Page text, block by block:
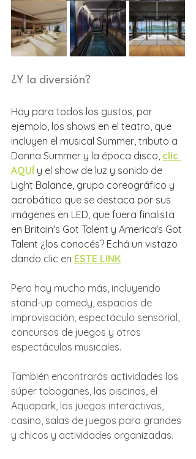
¿Y la diversión?
Hay para todos los gustos, por
ejemplo, los shows en el teatro, que
incluyen el musical Summer, tributo a
Donna Summer y la época disco, clic
AQUÍ y el show de luz y sonido de
Light Balance, grupo coreográfico y
acrobático que se destaca por sus
imágenes en LED, que fuera finalista
en Britain's Got Talent y America's Got
Talent ¿los conocés? Echá un vistazo
dando clic en ESTE LINK
Pero hay mucho más, incluyendo
stand-up comedy, espacios de
improvisación, espectáculo sensorial,
concursos de juegos y otros
espectáculos musicales.
También encontrarás actividades los
súper toboganes, las piscinas, el
Aquapark, los juegos interactivos,
casino, salas de juegos para grandes
y chicos y actividades organizadas.